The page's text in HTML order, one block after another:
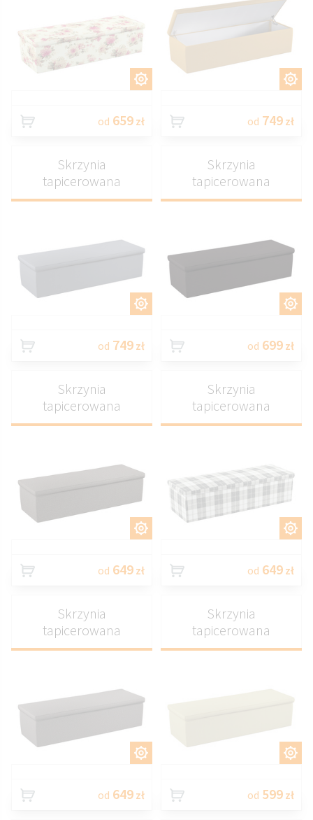
od 659 zł od 749 zł
Skrzynia
tapicerowana
od 749 zł
Skrzynia
tapicerowana
od 699 zł
Skrzynia
tapicerowana
od 649 zł
Skrzynia
tapicerowana
od 649 zł
Skrzynia
tapicerowana
od 649 zł
Skrzynia
tapicerowana
od 599 zł